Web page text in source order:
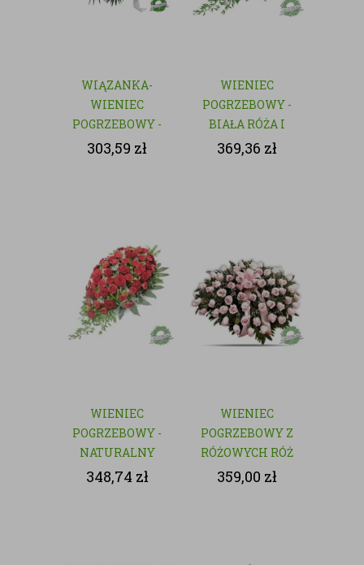
WIĄZANKA-
WIENIEC
POGRZEBOWY -
NATURALNY
303,59 zł
WIENIEC
POGRZEBOWY -
BIAŁA RÓŻA I
GOŹDZIK
369,36 zł
WIENIEC
POGRZEBOWY -
NATURALNY
348,74 zł
WIENIEC
POGRZEBOWY Z
RÓŻOWYCH RÓŻ
- NATURALNY
359,00 zł